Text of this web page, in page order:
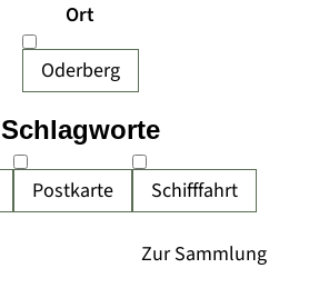
Ort
Oderberg
Postkarte Schifffahrt
Schlagworte